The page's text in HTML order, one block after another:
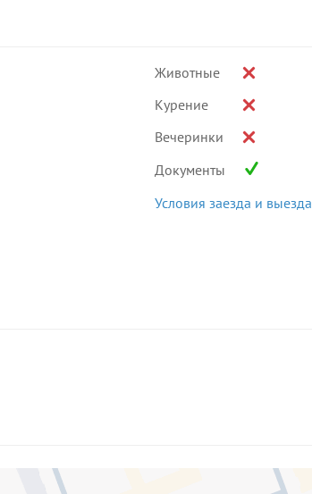
Животные
Курение
Вечеринки
Документы
Условия заезда и выезда